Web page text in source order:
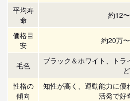
平均寿
命
約12
価格目
安
約20万
毛色
ブラック＆ホワイト、ト
ど
性格の
傾向
知性が高く、運動能力に優
活発で好